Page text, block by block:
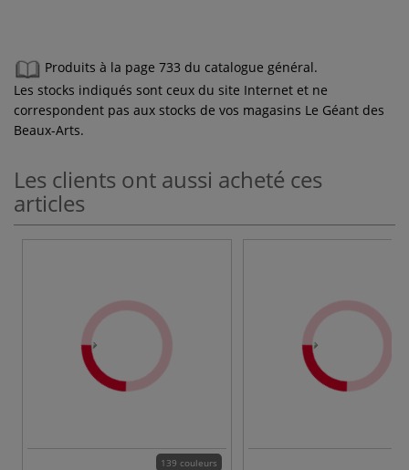
Produits à la page 733 du catalogue général.
Les stocks indiqués sont ceux du site Internet et ne
correspondent pas aux stocks de vos magasins Le Géant des
Beaux-Arts.
Les clients ont aussi acheté ces
articles
139 couleurs